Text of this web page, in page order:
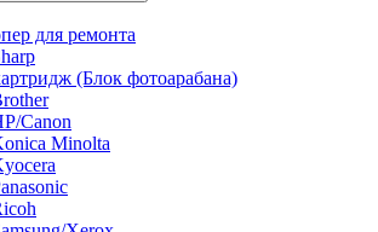
для ремонта
(Блок фотоарабана)
Canon
Minolta